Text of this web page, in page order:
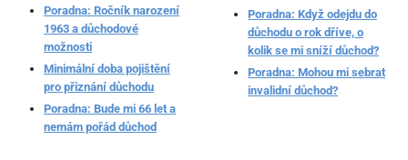
Poradna: Ročník narození
1963 a důchodové
možnosti
Minimální doba pojištění
pro přiznání důchodu
Poradna: Bude mi 66 let a
nemám pořád důchod
Poradna: Když odejdu do
důchodu o rok dříve, o
kolik se mi sníží důchod?
Poradna: Mohou mi sebrat
invalidní důchod?